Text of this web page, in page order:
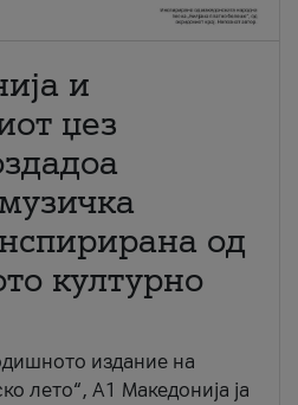
и
џез
од
културно
издание на
лето“, А1 Македонија ја